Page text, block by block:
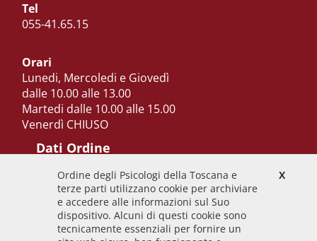
Tel
055-41.65.15
Orari
Lunedi, Mercoledi e Giovedì
dalle 10.00 alle 13.00
Martedi dalle 10.00 alle 15.00
Venerdì CHIUSO
Dati Ordine
Codice Fiscale
92009700458
Codice IPA
X
Ordine degli Psicologi della Toscana e
terze parti utilizzano cookie per archiviare
e accedere alle informazioni sul Suo
dispositivo. Alcuni di questi cookie sono
tecnicamente essenziali per fornire un